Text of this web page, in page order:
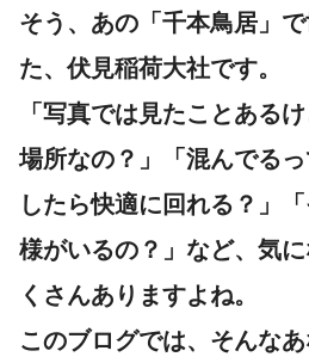
そう、あの「千本鳥居」
た、伏見稲荷大社です。
「写真では見たことある
場所なの？」「混んでる
したら快適に回れる？」
様がいるの？」など、気
くさんありますよね。
このブログでは、そんな